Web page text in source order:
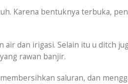
Karena bentuknya terbuka,
dan irigasi. Selain itu u ditch
rawan banjir.
saluran, dan